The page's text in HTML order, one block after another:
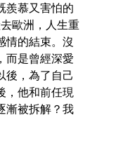
羨慕又害怕的
歐洲，人生重
情的結束。沒
而是曾經深愛
後，為了自己
，他和前任現
漸被拆解？我